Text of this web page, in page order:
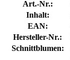
Art.-Nr.:
Inhalt:
EAN:
Hersteller-Nr.:
Schnittblumen: